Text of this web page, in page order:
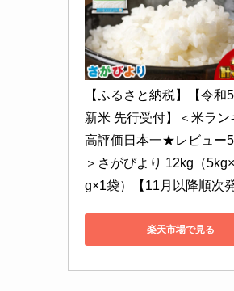
【ふるさと納税】【令和
新米 先行受付】＜米ラン
高評価日本一★レビュー
＞さがびより 12kg（
g×1袋）【11月以降順次発
楽天市場で見る